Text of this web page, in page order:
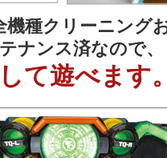
機種クリーニング
ナンス済なので、
て遊べます。